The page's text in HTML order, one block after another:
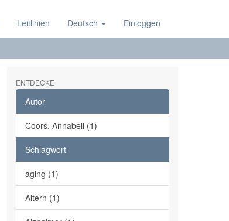
Leitlinien Deutsch Einloggen
ENTDECKE
Autor
Coors, Annabell (1)
Schlagwort
aging (1)
Altern (1)